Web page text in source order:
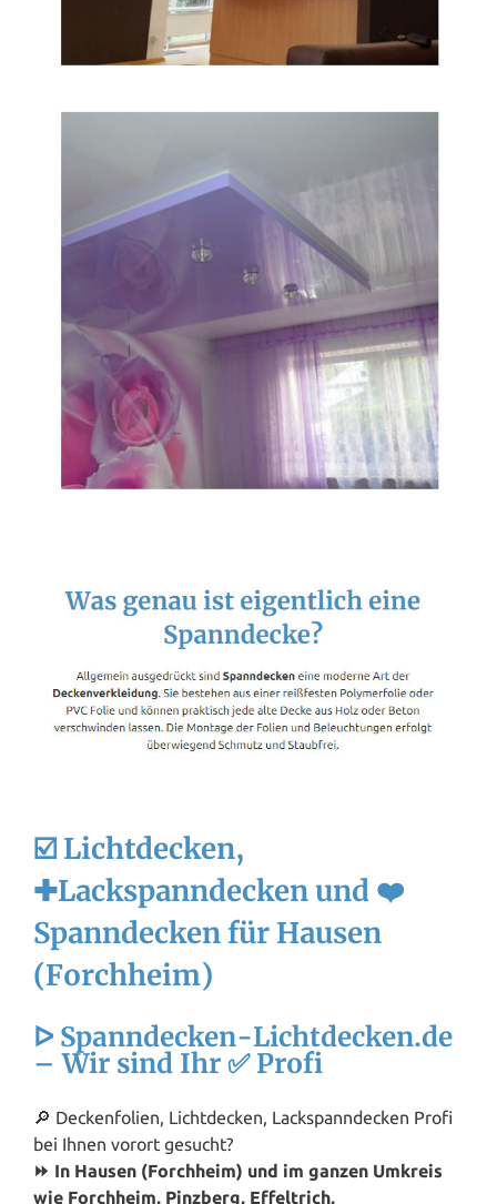
☑️ Lichtdecken,
✚Lackspanndecken und ❤️
Spanndecken für Hausen
(Forchheim)
ᐅ Spanndecken-Lichtdecken.de
– Wir sind Ihr ✅ Profi
🔎 Deckenfolien, Lichtdecken, Lackspanndecken Profi
bei Ihnen vorort gesucht?
⏩ In Hausen (Forchheim) und im ganzen Umkreis
wie Forchheim, Pinzberg, Effeltrich,